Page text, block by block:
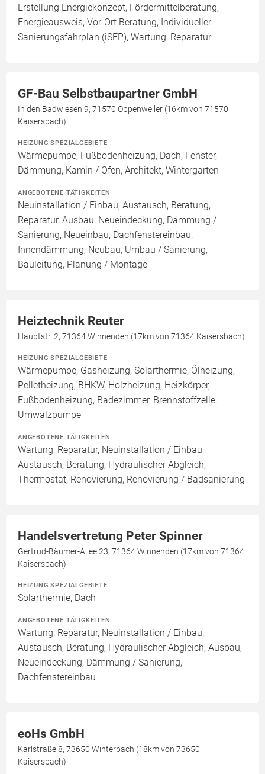
Erstellung Energiekonzept, Fördermittelberatung,
Energieausweis, Vor-Ort Beratung, Individueller
Sanierungsfahrplan (iSFP), Wartung, Reparatur
GF-Bau Selbstbaupartner GmbH
In den Badwiesen 9, 71570 Oppenweiler (16km von 71570
Kaisersbach)
HEIZUNG SPEZIALGEBIETE
Wärmepumpe, Fußbodenheizung, Dach, Fenster,
Dämmung, Kamin / Ofen, Architekt, Wintergarten
ANGEBOTENE TÄTIGKEITEN
Neuinstallation / Einbau, Austausch, Beratung,
Reparatur, Ausbau, Neueindeckung, Dämmung /
Sanierung, Neueinbau, Dachfenstereinbau,
Innendämmung, Neubau, Umbau / Sanierung,
Bauleitung, Planung / Montage
Heiztechnik Reuter
Hauptstr. 2, 71364 Winnenden (17km von 71364 Kaisersbach)
HEIZUNG SPEZIALGEBIETE
Wärmepumpe, Gasheizung, Solarthermie, Ölheizung,
Pelletheizung, BHKW, Holzheizung, Heizkörper,
Fußbodenheizung, Badezimmer, Brennstoffzelle,
Umwälzpumpe
ANGEBOTENE TÄTIGKEITEN
Wartung, Reparatur, Neuinstallation / Einbau,
Austausch, Beratung, Hydraulischer Abgleich,
Thermostat, Renovierung, Renovierung / Badsanierung
Handelsvertretung Peter Spinner
Gertrud-Bäumer-Allee 23, 71364 Winnenden (17km von 71364
Kaisersbach)
HEIZUNG SPEZIALGEBIETE
Solarthermie, Dach
ANGEBOTENE TÄTIGKEITEN
Wartung, Reparatur, Neuinstallation / Einbau,
Austausch, Beratung, Hydraulischer Abgleich, Ausbau,
Neueindeckung, Dämmung / Sanierung,
Dachfenstereinbau
eoHs GmbH
Karlstraße 8, 73650 Winterbach (18km von 73650
Kaisersbach)